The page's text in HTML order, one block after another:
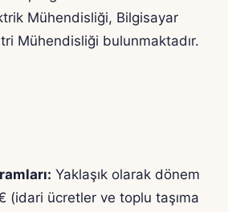
Mühendisliği, Bilgisayar
Mühendisliği bulunmaktadır.
Yaklaşık olarak dönem
(idari ücretler ve toplu taşıma